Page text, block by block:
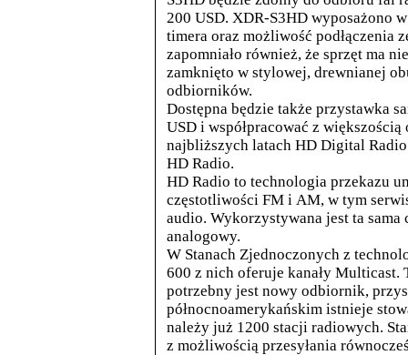
200 USD. XDR-S3HD wyposażono
timera oraz możliwość podłączenia
zapomniało również, że sprzęt ma
zamknięto w stylowej, drewnianej
odbiorników.
Dostępna będzie także przystawka
USD i współpracować z
najbliższych latach HD Digital
HD Radio.
HD Radio to technologia przekazu
częstotliwości FM i AM, w tym
audio. Wykorzystywana jest ta
analogowy.
W Stanach Zjednoczonych z
600 z nich oferuje kanały Multicast.
potrzebny jest nowy odbiornik,
północnoamerykańskim istnieje
należy już 1200 stacji radiowych.
z możliwością przesyłania